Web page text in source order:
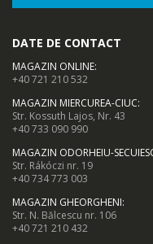
DATE DE CONTACT
MAGAZIN ONLINE:
+40 721 210 532
MAGAZIN MIERCUREA-CIUC:
Str. Kossuth Lajos, Nr. 43
+40 733 090 990
MAGAZIN ODORHEIU-
Str. Rákóczi nr. 19
+40 734 773 003
MAGAZIN GHEORGHENI:
Str. N. Bălcescu nr. 106
+40 721 210 432